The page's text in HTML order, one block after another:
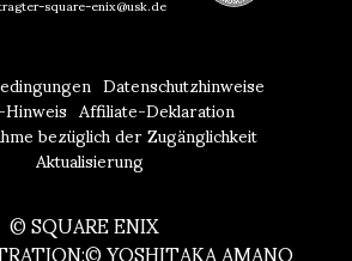
Datenschutzhinweise
Affiliate-Deklaration
bezüglich der Zugänglichkeit
Aktualisierung
© SQUARE ENIX